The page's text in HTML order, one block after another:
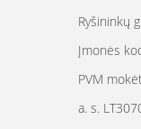
Ryšininkų
Įmonės
PVM
a. s.